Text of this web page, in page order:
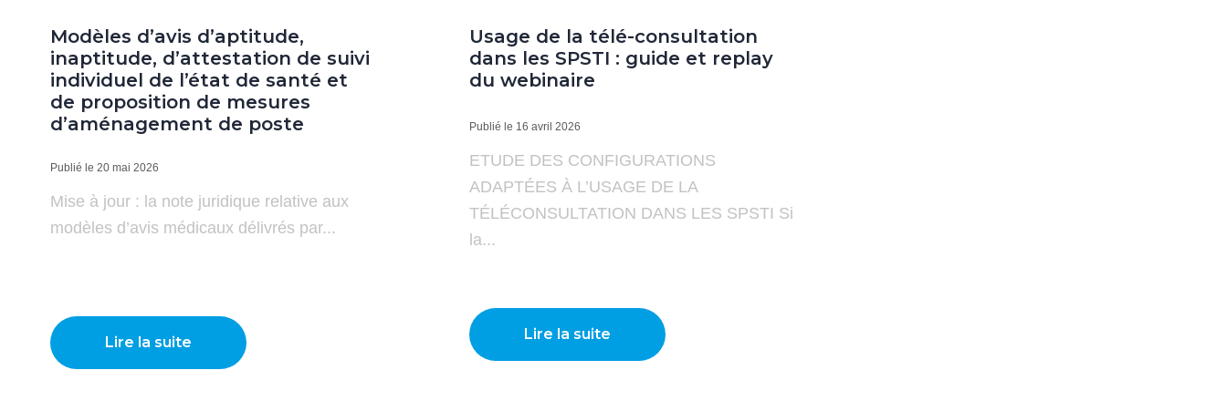
Modèles d’avis d’aptitude,
inaptitude, d’attestation de suivi
individuel de l’état de santé et
de proposition de mesures
d’aménagement de poste
Publié le 20 mai 2026
Mise à jour : la note juridique relative aux
modèles d’avis médicaux délivrés par...
Lire la suite
Usage de la télé-consultation
dans les SPSTI : guide et replay
du webinaire
Publié le 16 avril 2026
ETUDE DES CONFIGURATIONS
ADAPTÉES À L’USAGE DE LA
TÉLÉCONSULTATION DANS LES SPSTI Si
la...
Lire la suite